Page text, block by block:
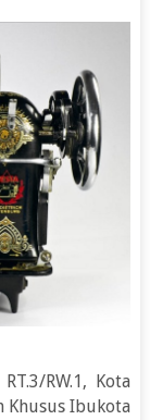
RW.1, Kota
Khusus Ibukota